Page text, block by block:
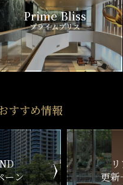
Prime Bliss
プライムブリス
すすめ情報
ム
ック
新